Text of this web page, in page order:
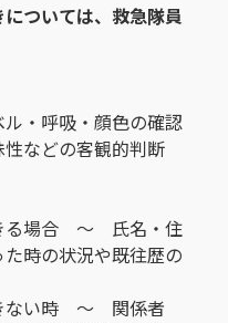
いては、救急隊員
呼吸・顔色の確認
などの客観的判断
場合 ～ 氏名・住
時の状況や既往歴の
い時 ～ 関係者